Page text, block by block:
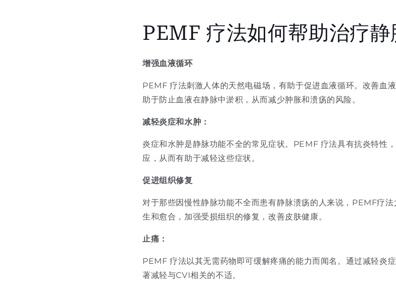
PEMF 疗法如何帮助治疗
增强血液循环
PEMF 疗法刺激人体的天然电磁场，有助于促进血液循环。改善血
助于防止血液在静脉中淤积，从而减少肿胀和溃疡的风险。
减轻炎症和水肿：
炎症和水肿是静脉功能不全的常见症状。PEMF 疗法具有抗炎特性
应，从而有助于减轻这些症状。
促进组织修复
对于那些因慢性静脉功能不全而患有静脉溃疡的人来说，PEMF疗
生和愈合，加强受损组织的修复，改善皮肤健康。
止痛：
PEMF 疗法以其无需药物即可缓解疼痛的能力而闻名。通过减轻炎
著减轻与CVI相关的不适。